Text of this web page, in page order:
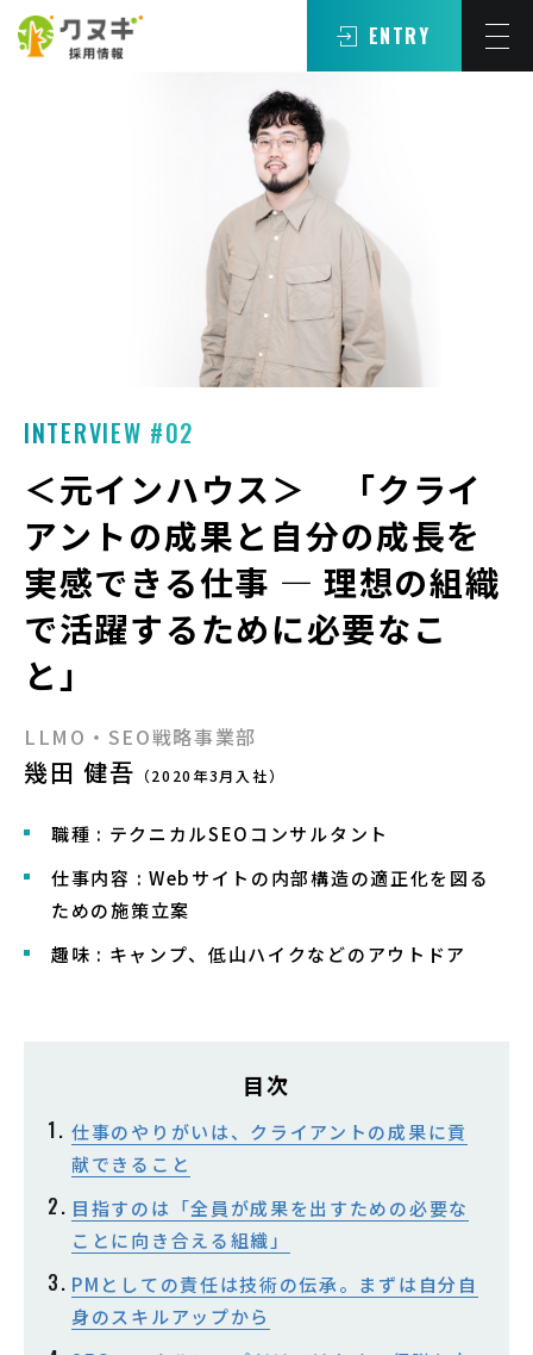
ENTRY
INTERVIEW #02
＜元インハウス＞ 「クライ
アントの成果と自分の成長を
実感できる仕事 — 理想の組織
で活躍するために必要なこ
と」
LLMO・SEO戦略事業部
幾田 健吾 （2020年3月入社）
職種 : テクニカルSEOコンサルタント
仕事内容 : Webサイトの内部構造の適正化を図る
ための施策立案
趣味 : キャンプ、低山ハイクなどのアウトドア
目次
仕事のやりがいは、クライアントの成果に貢
献できること
目指すのは「全員が成果を出すための必要な
ことに向き合える組織」
PMとしての責任は技術の伝承。まずは自分自
身のスキルアップから